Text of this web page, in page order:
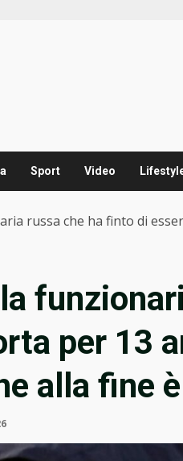
Sport Video
russa che ha finto di
per 13
alla fine